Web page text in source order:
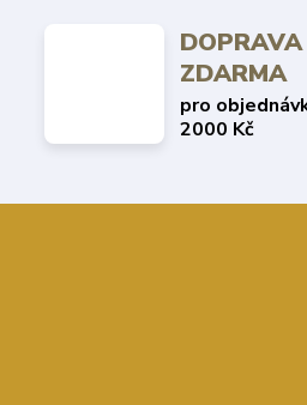
DOPRAVA
ZDARMA
pro
2000 Kč